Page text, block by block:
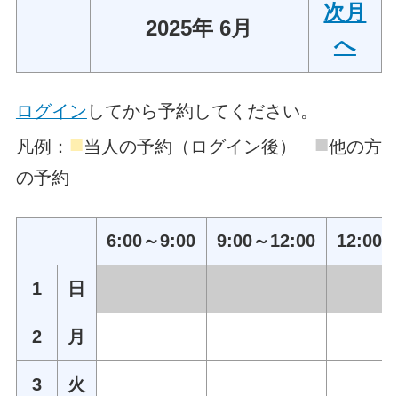
2025年 6月
次月
へ
ログイン してから予約してください。
凡例： ■当人の予約（ログイン後） ■他の方
の予約
6:00～9:00 9:00～12:00 12:00
1 日
2 月
3 火